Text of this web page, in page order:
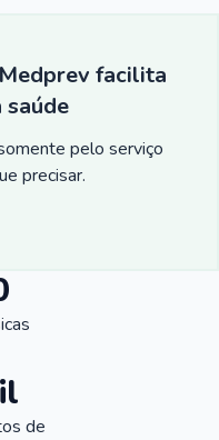
facilita
saúde
pelo serviço
precisar.
de